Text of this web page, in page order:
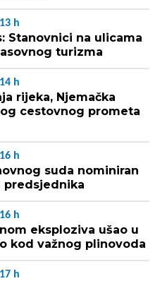
13 h
Stanovnici na ulicama
turizma
14 h
rijeka, Njemačka
cestovnog prometa
16 h
suda nominiran
predsjednika
16 h
eksploziva ušao u
kod važnog plinovoda
17 h